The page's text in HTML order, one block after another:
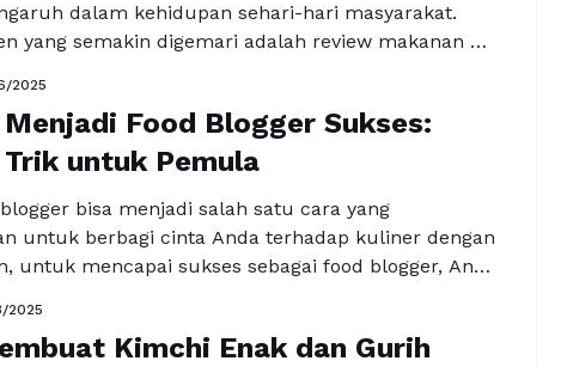
dalam kehidupan sehari-hari masyarakat.
yang semakin digemari adalah review makanan di
hanya mengandalkan smartphone dan sedikit
dapat membagikan pengalaman kuliner
teman-teman dan pengikutnya. Fenomena ini
bagi para foodie, tetapi juga …
2025
Menjadi Food Blogger Sukses:
untuk Pemula
bisa menjadi salah satu cara yang
untuk berbagi cinta Anda terhadap kuliner dengan
untuk mencapai sukses sebagai food blogger, Anda
tips dan trik yang berguna, terutama jika
pemula. Dalam artikel ini, kita akan membahas
penting untuk memulai perjalanan Anda sebagai
2025
Kimchi Enak dan Gurih